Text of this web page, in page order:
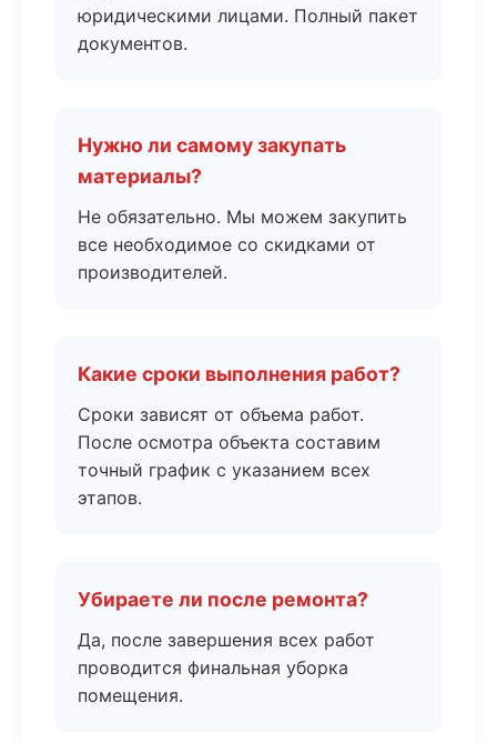
юридическими лицами. Полный пакет
документов.
Нужно ли самому закупать
материалы?
Не обязательно. Мы можем закупить
все необходимое со скидками от
производителей.
Какие сроки выполнения работ?
Сроки зависят от объема работ.
После осмотра объекта составим
точный график с указанием всех
этапов.
Убираете ли после ремонта?
Да, после завершения всех работ
проводится финальная уборка
помещения.